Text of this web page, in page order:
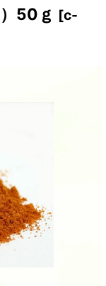
50ｇ [c-